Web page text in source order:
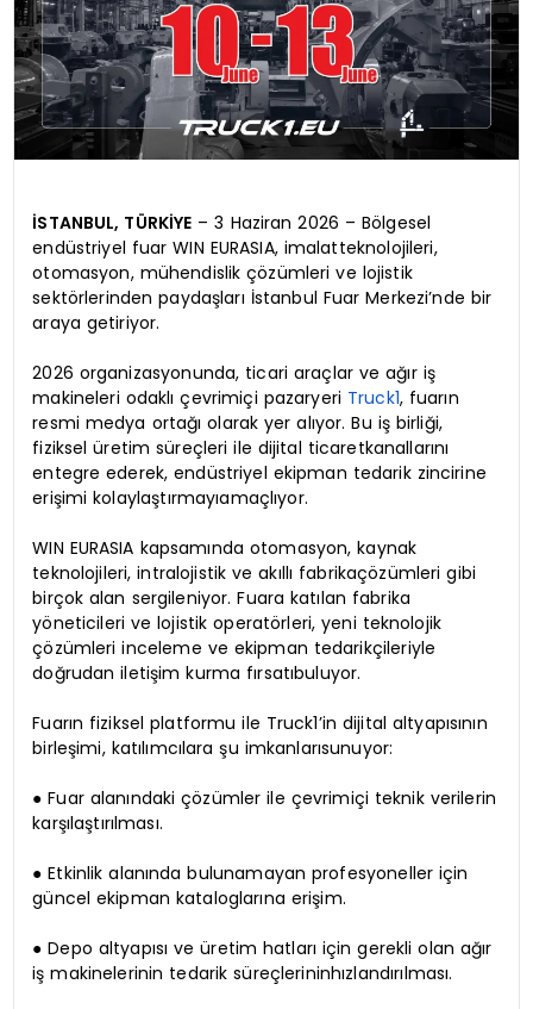
İSTANBUL, TÜRKİYE – 3 Haziran 2026 – Bölgesel
endüstriyel fuar WIN EURASIA, imalatteknolojileri,
otomasyon, mühendislik çözümleri ve lojistik
sektörlerinden paydaşları İstanbul Fuar Merkezi’nde bir
araya getiriyor.
2026 organizasyonunda, ticari araçlar ve ağır iş
makineleri odaklı çevrimiçi pazaryeri Truck1, fuarın
resmi medya ortağı olarak yer alıyor. Bu iş birliği,
fiziksel üretim süreçleri ile dijital ticaretkanallarını
entegre ederek, endüstriyel ekipman tedarik zincirine
erişimi kolaylaştırmayıamaçlıyor.
WIN EURASIA kapsamında otomasyon, kaynak
teknolojileri, intralojistik ve akıllı fabrikaçözümleri gibi
birçok alan sergileniyor. Fuara katılan fabrika
yöneticileri ve lojistik operatörleri, yeni teknolojik
çözümleri inceleme ve ekipman tedarikçileriyle
doğrudan iletişim kurma fırsatıbuluyor.
Fuarın fiziksel platformu ile Truck1’in dijital altyapısının
birleşimi, katılımcılara şu imkanlarısunuyor:
● Fuar alanındaki çözümler ile çevrimiçi teknik verilerin
karşılaştırılması.
● Etkinlik alanında bulunamayan profesyoneller için
güncel ekipman kataloglarına erişim.
● Depo altyapısı ve üretim hatları için gerekli olan ağır
iş makinelerinin tedarik süreçlerininhızlandırılması.